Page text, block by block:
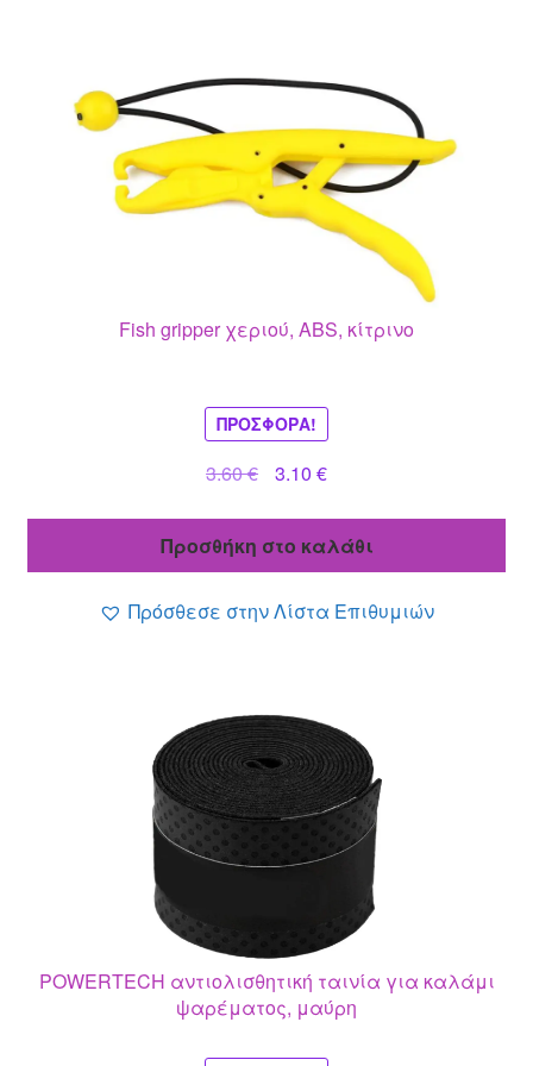
Fish gripper χεριού, ABS, κίτρινο
ΠΡΟΣΦΟΡΆ!
3.60€
Original
3.60 €.
3.10 €Η
είναι:
Προσθήκη στο καλάθι
Πρόσθεσε στην Λίστα Επιθυμιών
POWERTECH αντιολισθητική ταινία για καλάμι
ψαρέματος, μαύρη